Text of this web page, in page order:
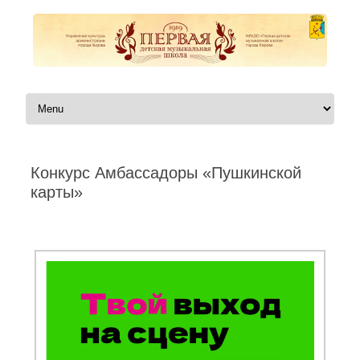
Перейти к содержимому
Конкурс Амбассадоры «Пушкинской
карты»